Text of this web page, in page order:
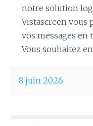
notre solution
Vistascreen vous
vos messages en
Vous souhaitez
8 juin 2026